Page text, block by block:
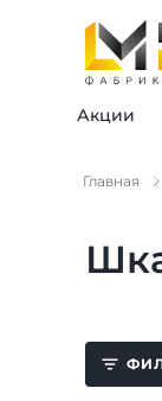
Акции
Главная